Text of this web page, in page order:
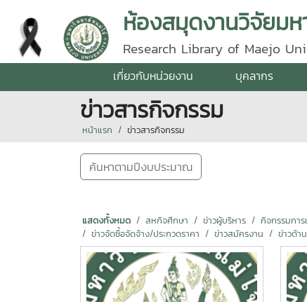
ห้องสมุดงานวิจัยมห
Research Library of Maejo
เกี่ยวกับหน่วยงาน บุคลากร
ข่าวสารกิจกรรม
หน้าแรก ข่าวสารกิจกรรม
ค้นหาตามปีงบประมาณ
แสดงทั้งหมด สหกิจศึกษา ข่าวผู้บริหาร กิจกรรมกา
ข่าวจัดซื้อจัดจ้าง/ประกวดราคา
ข่าวสมัครงาน ข่าวด้า